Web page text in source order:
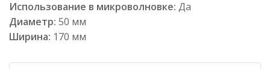
Использование в микроволновке: Да
Диаметр: 50 мм
Ширина: 170 мм